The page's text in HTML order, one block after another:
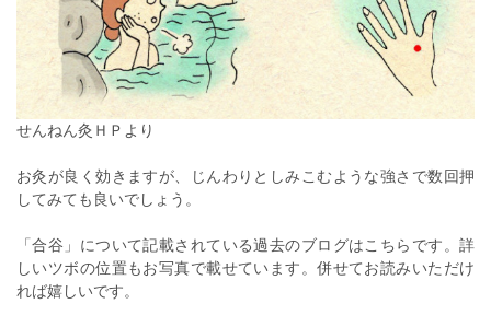
せんねん灸ＨＰより
お灸が良く効きますが、じんわりとしみこむような強さで数回押
してみても良いでしょう。
「合谷」について記載されている過去のブログはこちらです。詳
しいツボの位置もお写真で載せています。併せてお読みいただけ
れば嬉しいです。